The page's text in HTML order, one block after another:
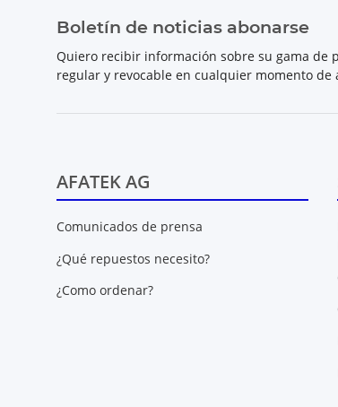
Boletín de noticias abonarse
Quiero recibir información sobre su gama de
regular y revocable en cualquier momento de
AFATEK AG
Comunicados de prensa
¿Qué repuestos necesito?
¿Como ordenar?